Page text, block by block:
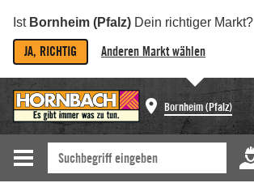
Ist Bornheim (Pfalz) Dein richtiger Markt?
JA, RICHTIG Anderen Markt wählen
Bornheim (Pfalz)